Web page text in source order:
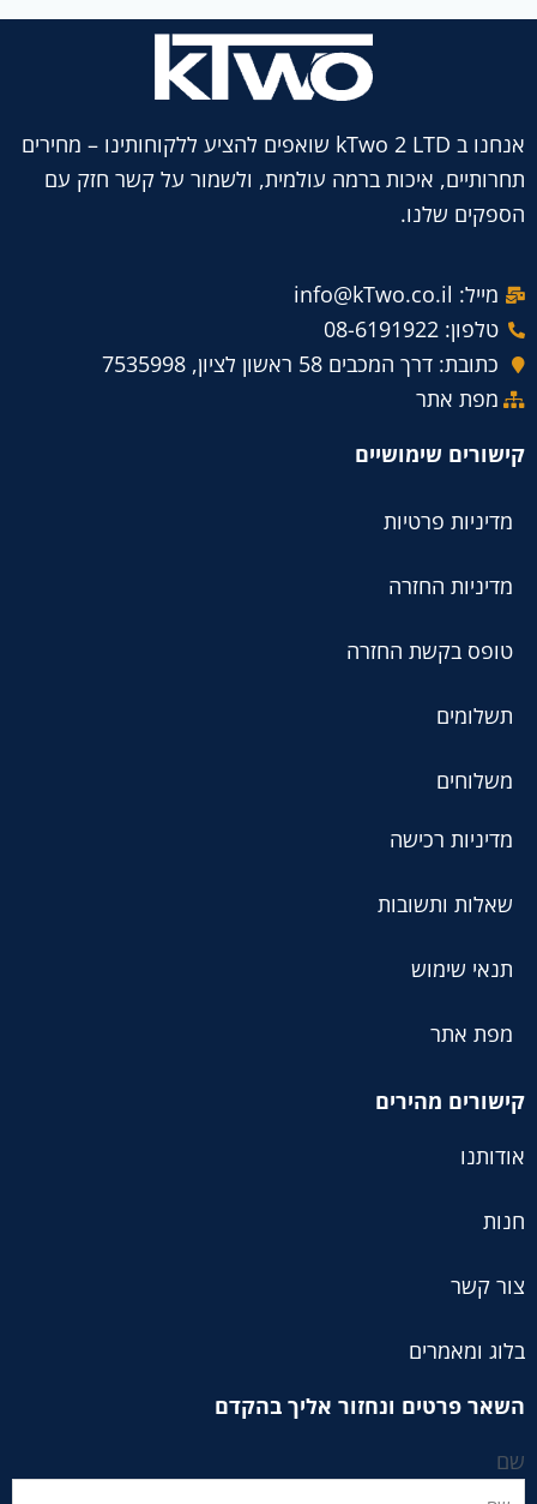
אנחנו ב kTwo 2 LTD שואפים להציע ללקוחותינו – מחירים
תחרותיים, איכות ברמה עולמית, ולשמור על קשר חזק עם
הספקים שלנו.
מייל: info@kTwo.co.il
טלפון: 08-6191922
כתובת: דרך המכבים 58 ראשון לציון, 7535998
מפת אתר
קישורים שימושיים
מדיניות פרטיות
מדיניות החזרה
טופס בקשת החזרה
תשלומים
משלוחים
מדיניות רכישה
שאלות ותשובות
תנאי שימוש
מפת אתר
קישורים מהירים
אודותנו
חנות
צור קשר
בלוג ומאמרים
השאר פרטים ונחזור אליך בהקדם
שם